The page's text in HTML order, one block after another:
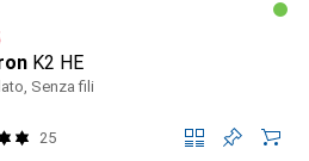
K2 HE
Senza fili
25